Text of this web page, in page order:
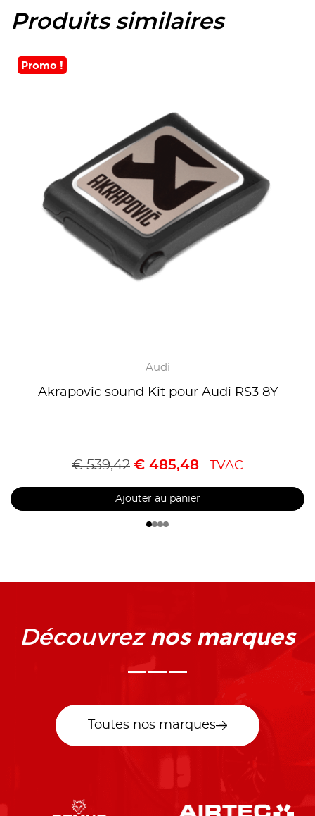
Produits similaires
Promo !
Audi
Akrapovic sound Kit pour Audi RS3 8Y
€539,42 € 485,48 TVAC
Ajouter au panier
Découvrez nos marques
Toutes nos marques